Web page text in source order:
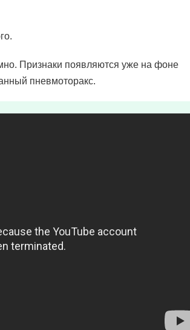
Признаки появляются уже на фоне
пневмоторакс.